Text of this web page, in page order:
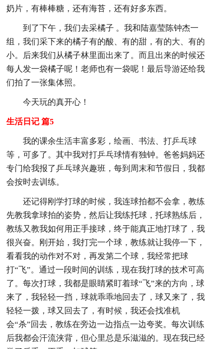
奶片，有棒棒糖，还有海苔，还有好多东西。
到了下午，我们去采橘子 。我和陆嘉莹陈钟杰一
组，我们采下来的橘子有的酸、有的甜，有的大、有的
小。后来我们从橘子林里面出来了。而且出来的时候还
每人发一袋橘子呢！老师也有一袋呢！最后导游还给我
们拍了一张集体照。
今天玩的真开心！
生活日记 篇5
我的课余生活丰富多彩，绘画、书法、打乒乓球
等，可多了。其中我对打乒乓球情有独钟。爸爸妈妈还
专门给我报了乒乓球兴趣班，每到周末和节假日，我都
会按时去训练。
还记得刚学打球的时候，我连球拍都不会拿，教练
先教我拿球拍的姿势，然后让我练托球，托球熟练后，
教练又教我如何用正手接球，终于能真正地打球了，我
很兴奋。刚开始，我打完一个球，教练就让我停一下，
看看我的动作对不对，再发第二个球，我经常把球
打“飞”。通过一段时间的训练，现在我打球的技术可高
了。每次打球，我都是眼睛紧盯着球“飞”来的方向，球
来了，我轻轻一挡，球就乖乖地回去了，球又来了，我
轻轻一拨，球又回去了，有时候，我还会找准机
会“杀”回去，教练在旁边一边指点一边夸奖。每次训练
后我都会汗流浃背，但心里总是乐滋滋的。现在我已经